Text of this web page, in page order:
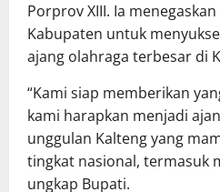
Porprov XIII. Ia
Kabupaten untuk
ajang olahraga terbesar di
“Kami siap memberikan
kami harapkan menjadi
unggulan Kalteng yang
tingkat nasional, termasuk
ungkap Bupati.